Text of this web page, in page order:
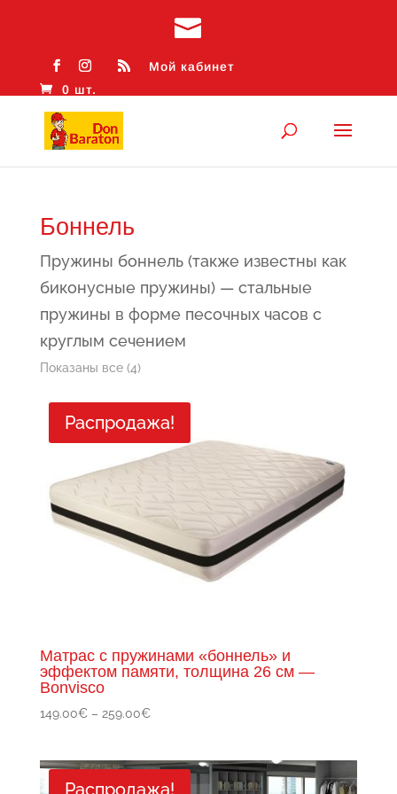
Мой кабинет
0 шт.
Боннель
Пружины боннель (также известны как
биконусные пружины) — стальные
пружины в форме песочных часов с
круглым сечением
Показаны все (4)Сортировка:
недавние
Распродажа!
Матрас с пружинами «боннель» и
эффектом памяти, толщина 26 см —
Bonvisco
149.00€ – 259.00€Диапазон
–
Распродажа!